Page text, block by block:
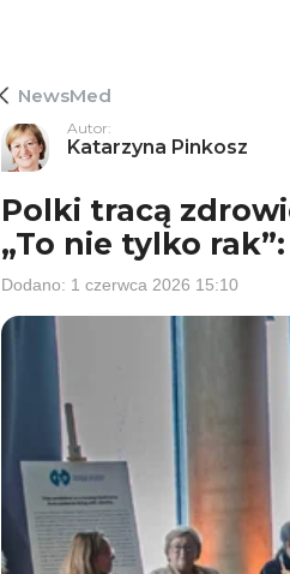
NewsMed
Autor:
Katarzyna Pinkosz
Polki tracą
„To nie tylko
Dodano: 1 czerwca 2026 15:10